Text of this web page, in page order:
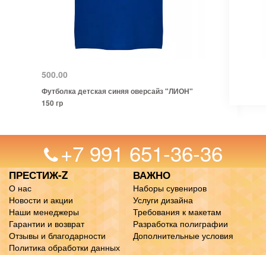
500.00
Футболка детская синяя оверсайз "ЛИОН"
150 гр
+7 991 651-36-36
ПРЕСТИЖ-Z
О нас
Новости и акции
Наши менеджеры
Гарантии и возврат
Отзывы и благодарности
Политика обработки данных
ВАЖНО
Наборы сувениров
Услуги дизайна
Требования к макетам
Разработка полиграфии
Дополнительные условия